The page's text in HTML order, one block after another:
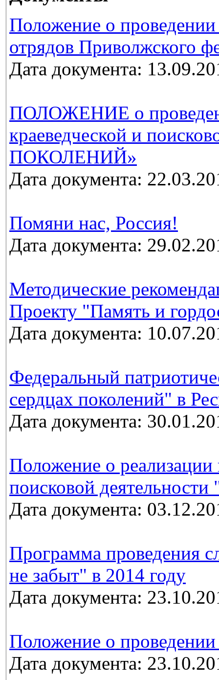
Положение о
отрядов Приволжского
Дата документа:
ПОЛОЖЕНИЕ о
краеведческой и
ПОКОЛЕНИЙ»
Дата документа:
Помяни нас, Россия!
Дата документа:
Методические
Проекту "Память и
Дата документа:
Федеральный
сердцах поколений" в
Дата документа:
Положение о реализации
поисковой
Дата документа:
Программа проведения
не забыт" в 2014 году
Дата документа:
Положение о
Дата документа: